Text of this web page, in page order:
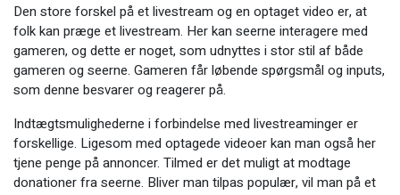
Den store forskel på et livestream og en optaget video er, at
folk kan præge et livestream. Her kan seerne interagere med
gameren, og dette er noget, som udnyttes i stor stil af både
gameren og seerne. Gameren får løbende spørgsmål og inputs,
som denne besvarer og reagerer på.
Indtægtsmulighederne i forbindelse med livestreaminger er
forskellige. Ligesom med optagede videoer kan man også her
tjene penge på annoncer. Tilmed er det muligt at modtage
donationer fra seerne. Bliver man tilpas populær, vil man på et